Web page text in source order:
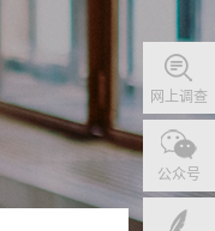
网上调查
公众号